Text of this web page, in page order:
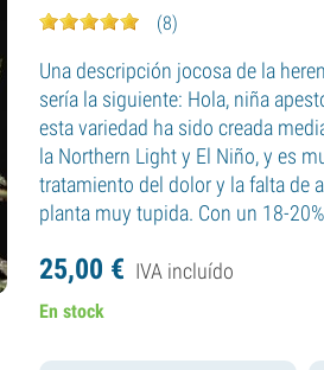
(8)
Una descripción jocosa de la
sería la siguiente: Hola, niña
esta variedad ha sido creada
la Northern Light y El Niño, y es
tratamiento del dolor y la falta de
planta muy tupida. Con un 18-
25,00 € IVA incluído
En stock